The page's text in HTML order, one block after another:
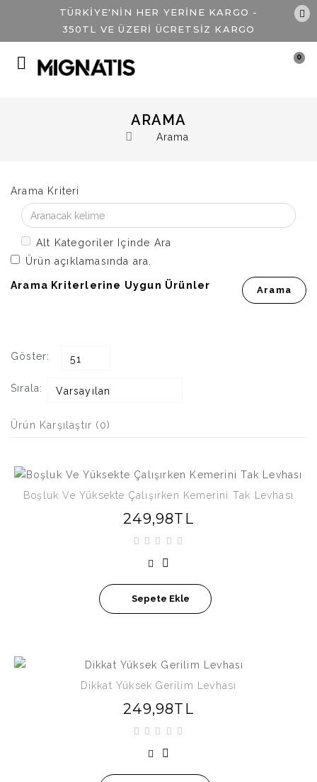
TÜRKİYE'NİN HER YERİNE KARGO -
350TL VE ÜZERİ ÜCRETSİZ KARGO
0
ARAMA
Arama
Arama Kriteri
Alt Kategoriler Içinde Ara
Ürün açıklamasında ara.
Arama Kriterlerine Uygun Ürünler
Göster: 51
Sırala: Varsayılan
Ürün Karşılaştır (0)
Boşluk Ve Yüksekte Çalışırken Kemerini Tak Levhası
249,98TL
Sepete Ekle
Dikkat Yüksek Gerilim Levhası
249,98TL